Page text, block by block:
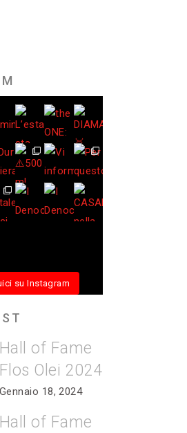
su Instagram
Hall of Fame
Flos Olei 2024
Gennaio 18, 2024
Hall of Fame